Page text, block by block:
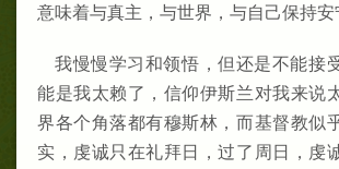
意味着与真主，与世界，与自己保持安
我慢慢学习和领悟，但还是不能接
能是我太赖了，信仰伊斯兰对我来说
界各个角落都有穆斯林，而基督教似
实，虔诚只在礼拜日，过了周日，虔